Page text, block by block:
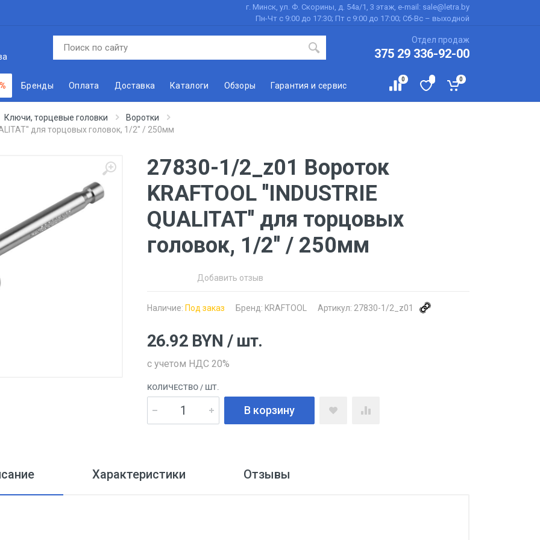
г. Минск, ул. Ф. Скорины, д. 54а/1, 3 этаж, e-mail: sale@letra.by
Пн-Чт с 9:00 до 17:30; Пт с 9:00 до 17:00; Сб-Вс – выходной
Отдел продаж
375 29 336-92-00
Бренды Оплата Доставка Каталоги Обзоры Гарантия и сервис
0 0
Ключи, торцевые головки
Воротки
для торцовых головок, 1/2'' / 250мм
27830-1/2_z01 Вороток
KRAFTOOL ''INDUSTRIE
QUALITAT'' для торцовых
головок, 1/2'' / 250мм
Добавить отзыв
Наличие: Под заказ Бренд: KRAFTOOL Артикул: 27830-1/2_z01
26.92 BYN / шт.
с учетом НДС 20%
КОЛИЧЕСТВО / ШТ.
В корзину
Характеристики Отзывы